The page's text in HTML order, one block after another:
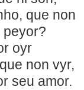
que non
peyor?
oyr
que
seu amor.